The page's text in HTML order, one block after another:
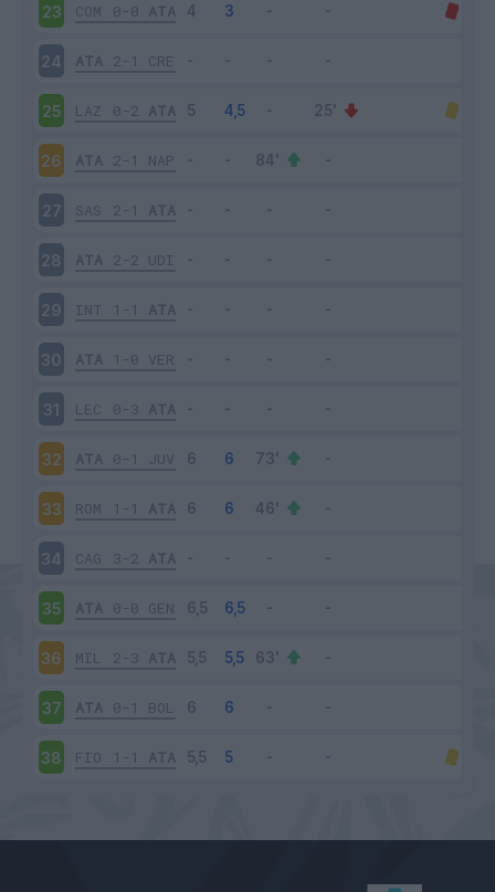
23 COM 0-0 ATA
24 ATA 2-1 CRE
25 LAZ 0-2 ATA
26 ATA 2-1 NAP
27 SAS 2-1 ATA
28 ATA 2-2 UDI
29 INT 1-1 ATA
30 ATA 1-0 VER
31 LEC 0-3 ATA
32 ATA 0-1 JUV
33 ROM 1-1 ATA
34 CAG 3-2 ATA
35 ATA 0-0 GEN
36 MIL 2-3 ATA
37 ATA 0-1 BOL
38 FIO 1-1 ATA